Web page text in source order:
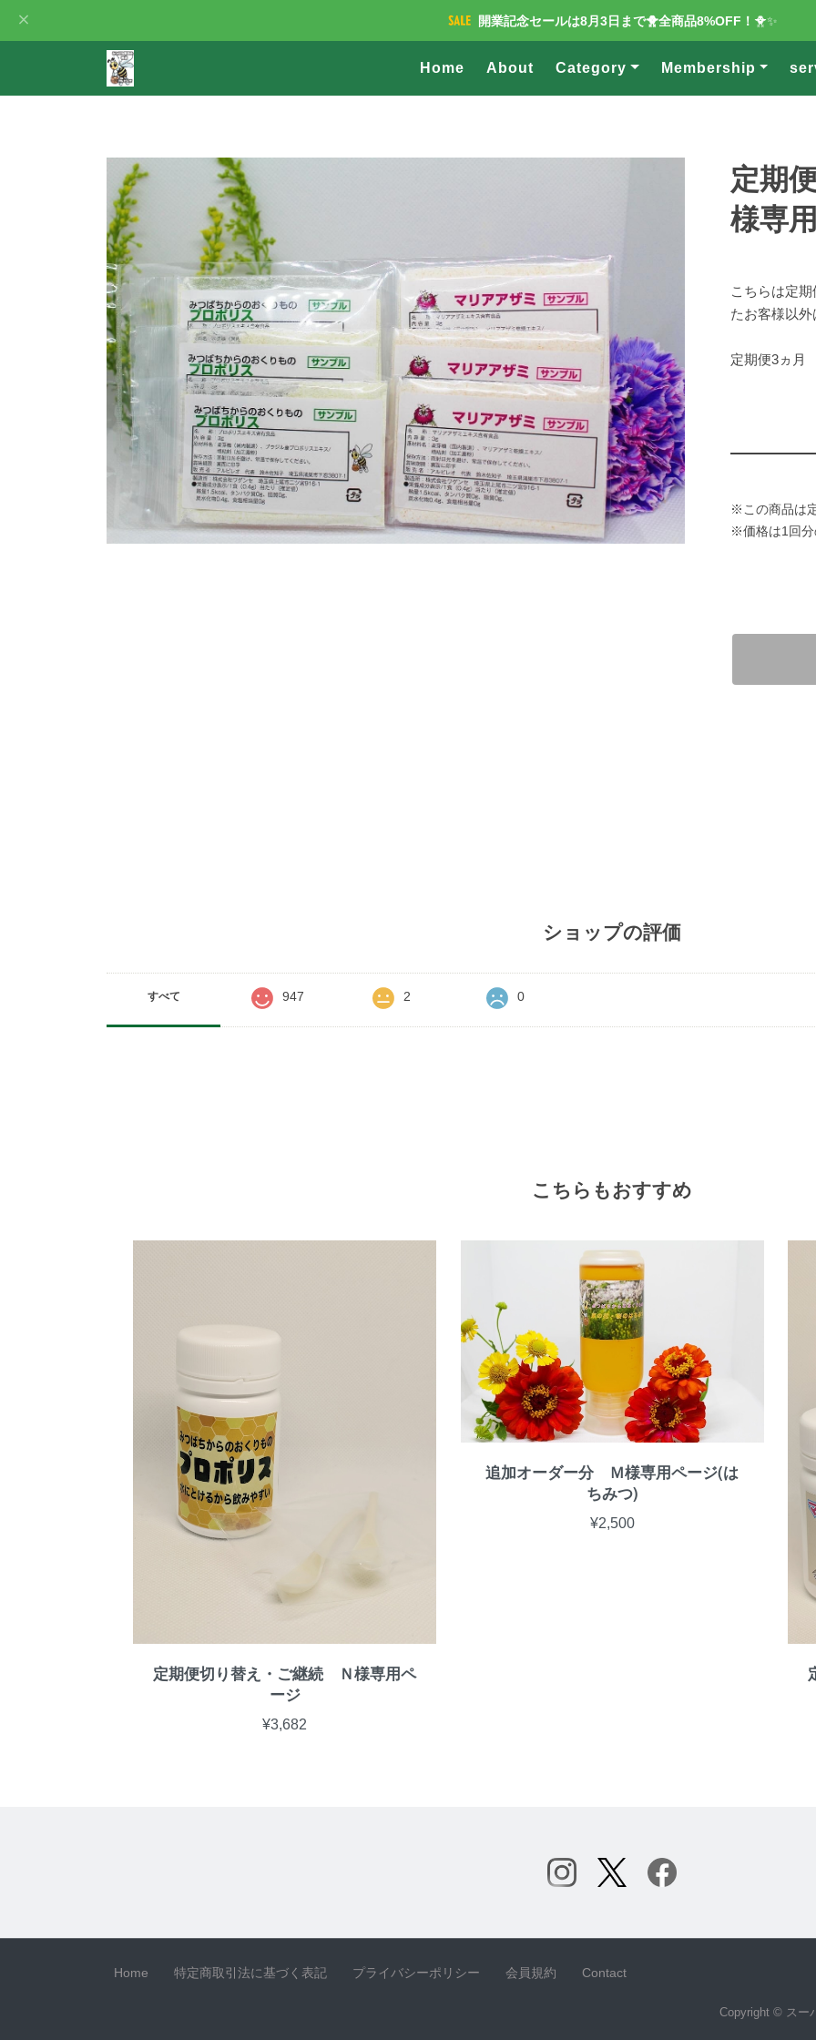
開業記念セールは8月3日まで🐥全商品8%OFF！ 🐥✨
Home About Category Membership
定期
様専
こちらは定
たお客様以
定期便3ヵ月
※この商品は
※価格は1回分
ショップの評価
すべて 947 2 0
こちらもおすすめ
定期便切り替え・ご継続 Ｎ様専用ペ
ージ
¥3,682
追加オーダー分 Ｍ様専用ページ(は
ちみつ)
¥2,500
Home 特定商取引法に基づく表記 プライバシーポリシー 会員規約 Contact
Copyright © スー